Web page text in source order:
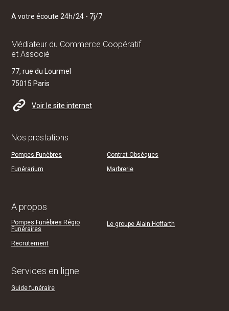
A votre écoute 24h/24 - 7j/7
Médiateur du Commerce Coopératif
et Associé
77, rue du Lourmel
75015 Paris
Voir le site internet
Nos prestations
Pompes Funèbres
Contrat Obsèques
Funérarium
Marbrerie
A propos
Pompes Funèbres Régio
Funéraires
Le groupe Alain Hoffarth
Recrutement
Services en ligne
Guide funéraire